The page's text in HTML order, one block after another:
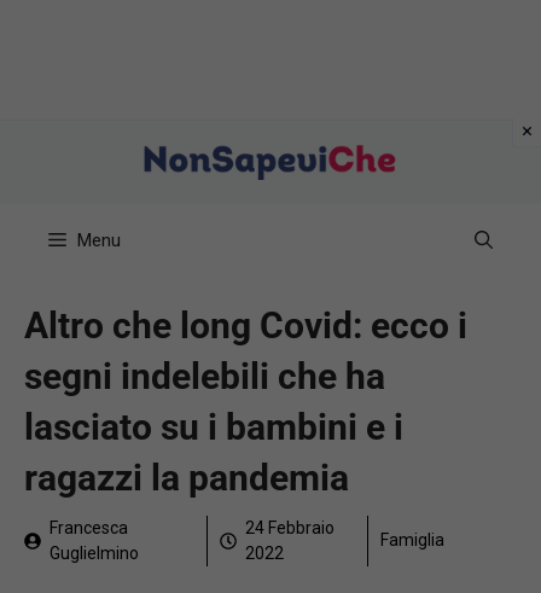
Menu
Altro che long Covid: ecco i
segni indelebili che ha
lasciato su i bambini e i
ragazzi la pandemia
Francesca
Guglielmino
24 Febbraio
2022
Famiglia